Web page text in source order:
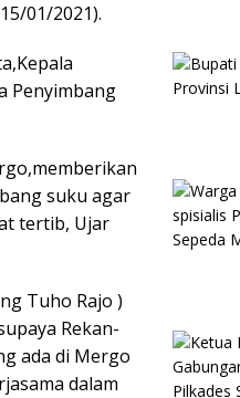
01/2021).
Penyimbang
suku agar
tertib, Ujar
Tuho Rajo )
Rekan-
ada di Mergo
dalam